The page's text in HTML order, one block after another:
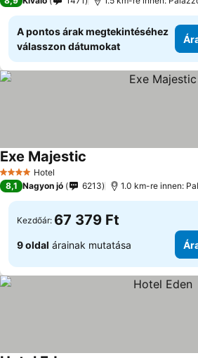
A pontos árak megtekintéséhez
válasszon dátumokat
4 KategóriaHotel
Exe Majestic
8,1 Nagyon jó 6213 1.0 km-re innen:
Kezdőár: 67 379 Ft
9 oldal árainak mutatása